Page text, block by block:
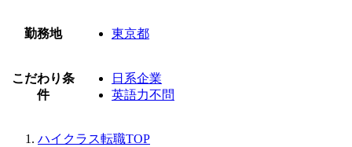
勤務地 東京都
こだわり条
件
日系企業
英語力不問
ハイクラス転職TOP